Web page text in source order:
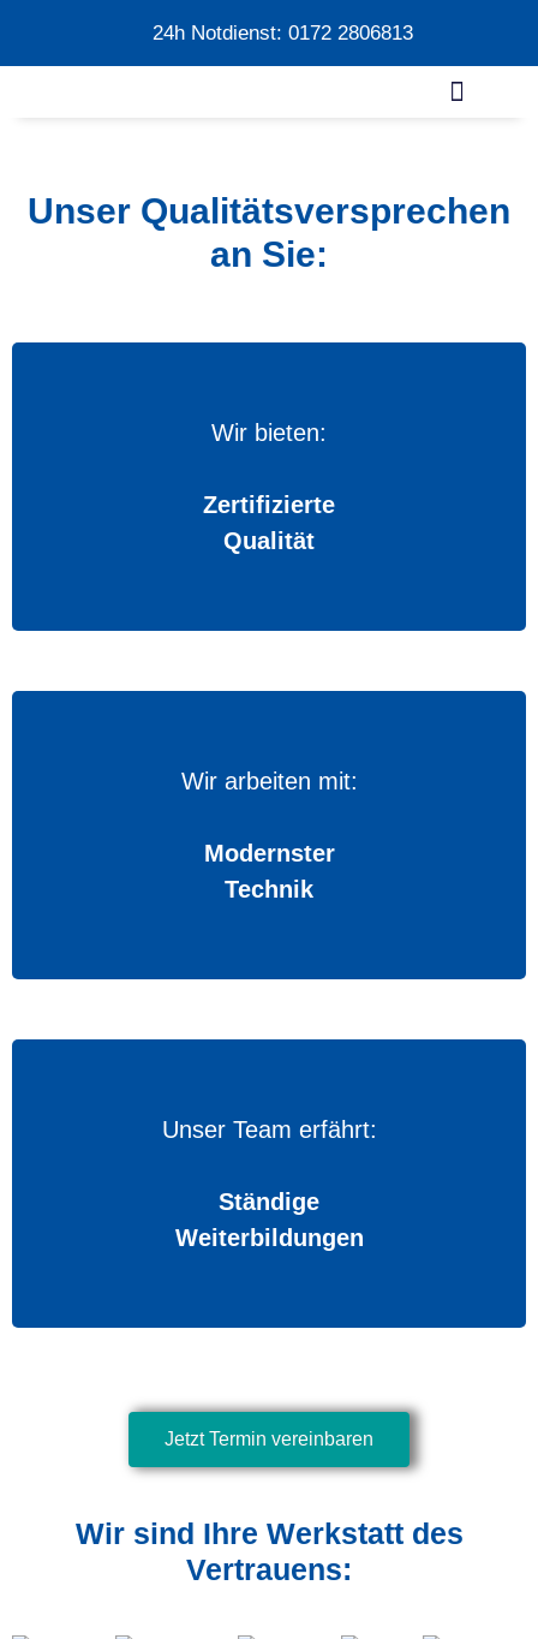
24h Notdienst: 0172 2806813
Unser Qualitätsversprechen
an Sie:
Wir bieten:
Zertifizierte
Qualität
Wir arbeiten mit:
Modernster
Technik
Unser Team erfährt:
Ständige
Weiterbildungen
Jetzt Termin vereinbaren
Wir sind Ihre Werkstatt des
Vertrauens: